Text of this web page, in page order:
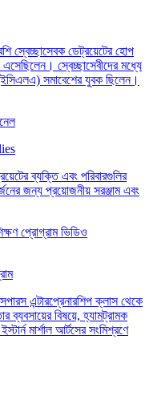
ডেট্রয়েটের হোপ
স্বেচ্ছাসেবীদের মধ্যে
সমাবেশের যুবক ছিলেন।
ব্যক্তি এবং পরিবারগুলির
জন্য প্রয়োজনীয় সরঞ্জাম এবং
এন্টারপ্রেনারশিপ ক্লাস থেকে
ব্যবসায়ের বিষয়ে, হ্যামট্রামক
মার্শাল আর্টসের সংমিশ্রণে